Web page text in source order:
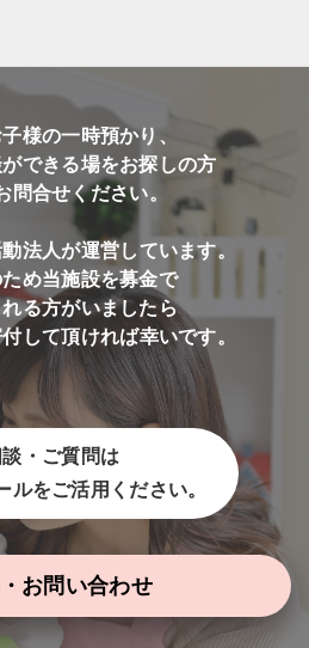
様の一時預かり、
できる場をお探しの方
問合せください。
法人が運営しています。
め当施設を募金で
る方がいましたら
して頂ければ幸いです。
談・ご質問は
ルをご活用ください。
お問い合わせ